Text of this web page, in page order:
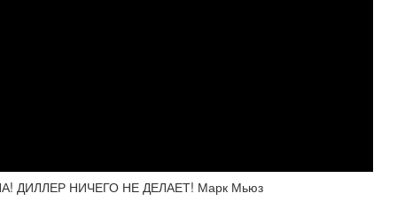
ДИЛЛЕР НИЧЕГО НЕ ДЕЛАЕТ! Марк Мьюз